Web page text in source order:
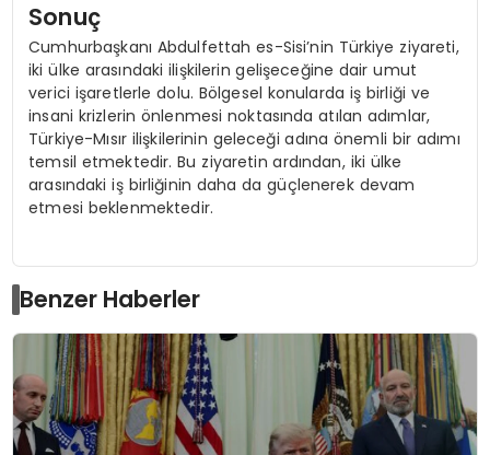
Sonuç
Cumhurbaşkanı Abdulfettah es-Sisi’nin Türkiye ziyareti,
iki ülke arasındaki ilişkilerin gelişeceğine dair umut
verici işaretlerle dolu. Bölgesel konularda iş birliği ve
insani krizlerin önlenmesi noktasında atılan adımlar,
Türkiye-Mısır ilişkilerinin geleceği adına önemli bir adımı
temsil etmektedir. Bu ziyaretin ardından, iki ülke
arasındaki iş birliğinin daha da güçlenerek devam
etmesi beklenmektedir.
Benzer Haberler